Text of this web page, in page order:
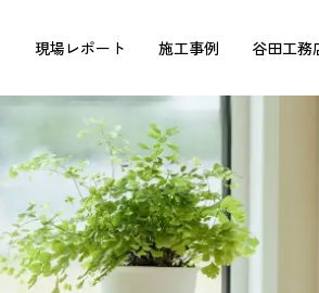
現場レポート 施工事例 谷田工務